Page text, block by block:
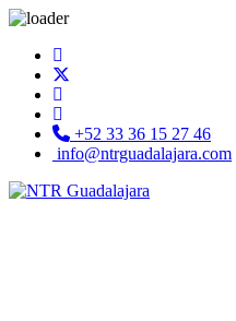
+52 33 36 15 27 46
info@ntrguadalajara.com